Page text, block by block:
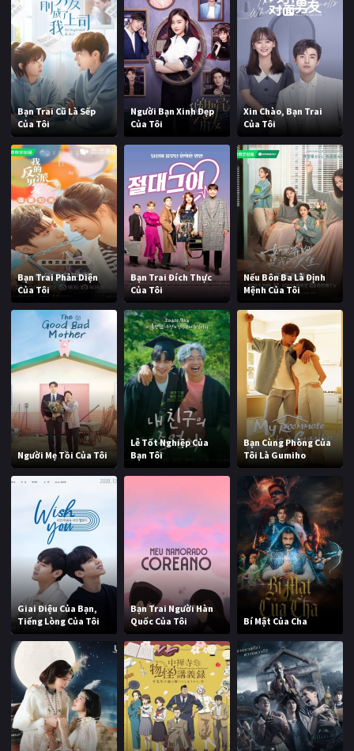
Bạn Trai Cũ Là Sếp
Của Tôi
Người Bạn Xinh Đẹp
Của Tôi
Xin Chào, Bạn Trai
Của Tôi
Bạn Trai Phản Diện
Của Tôi
Bạn Trai Đích Thực
Của Tôi
Nếu Bôn Ba Là Định
Mệnh Của Tôi
Người Mẹ Tồi Của Tôi
Lễ Tốt Nghiệp Của
Bạn Tôi
Bạn Cùng Phòng Của
Tôi Là Gumiho
Giai Điệu Của Bạn,
Tiếng Lòng Của Tôi
Bạn Trai Người Hàn
Quốc Của Tôi
Bí Mật Của Cha